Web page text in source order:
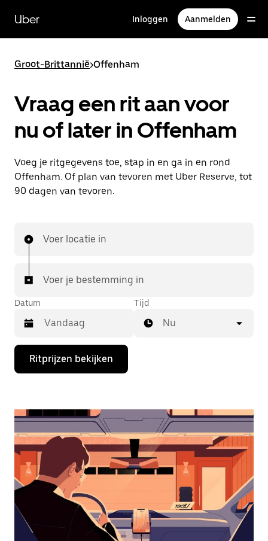
naar
hoofdinhoud
Uber Inloggen Aanmelden
Groot-Brittannië>Offenham
Vraag een rit aan voor
nu of later in Offenham
Voeg je ritgegevens toe, stap in en ga in en rond
Offenham. Of plan van tevoren met Uber Reserve, tot
90 dagen van tevoren.
Voer locatie in
Voer je bestemming in
Datum
Druk
de
de
te
openen
een
datum
te
selecteren.
Druk
Escape
Tijd
Nu
Ritprijzen bekijken